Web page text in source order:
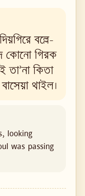
বল্লে-
কোনো গিরক
কিতা
থাইল।
looking
was passing